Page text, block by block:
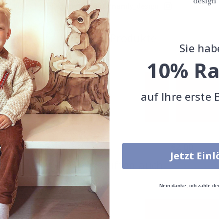
Teile dein Bild mit #namly_design
Ähnliche Produkte
Special
Price
€2,00 Special
€2,00
Andere kauften auch
Sie
10%
auf Ihre erste
Jetzt
Nein danke, ich zahle